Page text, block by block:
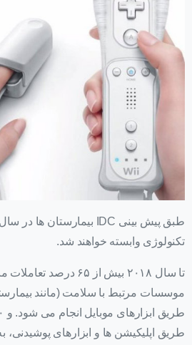
تکنولوژی وابسته خواهند شد.
تا سال ۲۰۱۸ بیش از ۶۵
موسسات مرتبط با سلامت (مانند
طریق اپلیکیشن ها و ابزارهای